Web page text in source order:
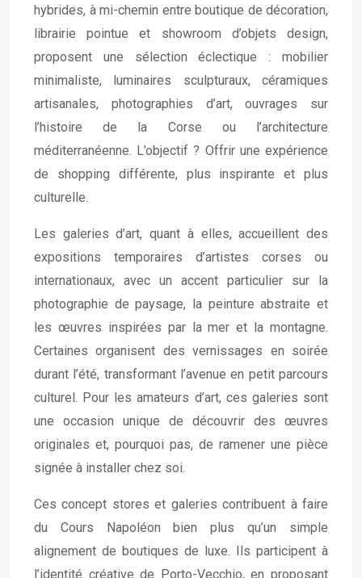
hybrides, à mi-chemin entre boutique de décoration,
librairie pointue et showroom d’objets design,
proposent une sélection éclectique : mobilier
minimaliste, luminaires sculpturaux, céramiques
artisanales, photographies d’art, ouvrages sur
l’histoire de la Corse ou l’architecture
méditerranéenne. L’objectif ? Offrir une expérience
de shopping différente, plus inspirante et plus
culturelle.
Les galeries d’art, quant à elles, accueillent des
expositions temporaires d’artistes corses ou
internationaux, avec un accent particulier sur la
photographie de paysage, la peinture abstraite et
les œuvres inspirées par la mer et la montagne.
Certaines organisent des vernissages en soirée
durant l’été, transformant l’avenue en petit parcours
culturel. Pour les amateurs d’art, ces galeries sont
une occasion unique de découvrir des œuvres
originales et, pourquoi pas, de ramener une pièce
signée à installer chez soi.
Ces concept stores et galeries contribuent à faire
du Cours Napoléon bien plus qu’un simple
alignement de boutiques de luxe. Ils participent à
l’identité créative de Porto-Vecchio, en proposant